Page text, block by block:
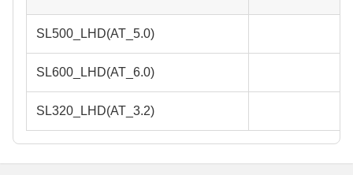
SL500_LHD(AT_5.0)
SL600_LHD(AT_6.0)
SL320_LHD(AT_3.2)